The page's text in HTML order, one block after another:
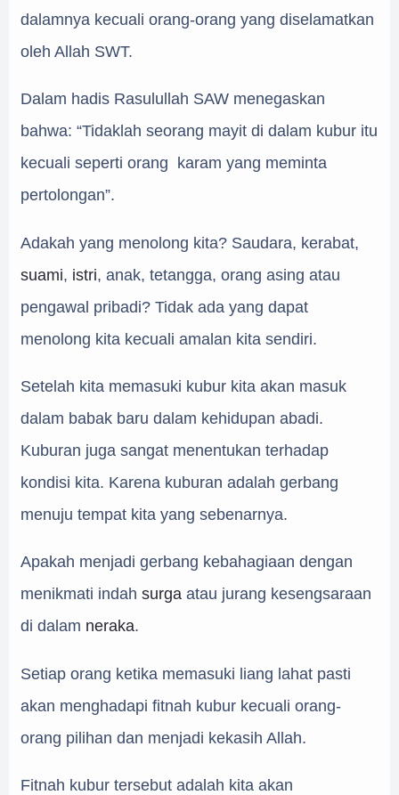
dalamnya kecuali orang-orang yang diselamatkan
oleh Allah SWT.
Dalam hadis Rasulullah SAW menegaskan
bahwa: “Tidaklah seorang mayit di dalam kubur itu
kecuali seperti orang karam yang meminta
pertolongan”.
Adakah yang menolong kita? Saudara, kerabat,
suami, istri, anak, tetangga, orang asing atau
pengawal pribadi? Tidak ada yang dapat
menolong kita kecuali amalan kita sendiri.
Setelah kita memasuki kubur kita akan masuk
dalam babak baru dalam kehidupan abadi.
Kuburan juga sangat menentukan terhadap
kondisi kita. Karena kuburan adalah gerbang
menuju tempat kita yang sebenarnya.
Apakah menjadi gerbang kebahagiaan dengan
menikmati indah surga atau jurang kesengsaraan
di dalam neraka.
Setiap orang ketika memasuki liang lahat pasti
akan menghadapi fitnah kubur kecuali orang-
orang pilihan dan menjadi kekasih Allah.
Fitnah kubur tersebut adalah kita akan